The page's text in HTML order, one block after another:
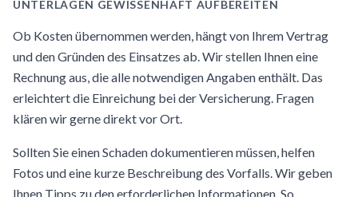
UNTERLAGEN GEWISSENHAFT AUFBEREITEN
Ob Kosten übernommen werden, hängt von Ihrem Vertrag
und den Gründen des Einsatzes ab. Wir stellen Ihnen eine
Rechnung aus, die alle notwendigen Angaben enthält. Das
erleichtert die Einreichung bei der Versicherung. Fragen
klären wir gerne direkt vor Ort.
Sollten Sie einen Schaden dokumentieren müssen, helfen
Fotos und eine kurze Beschreibung des Vorfalls. Wir geben
Ihnen Tipps zu den erforderlichen Informationen. So